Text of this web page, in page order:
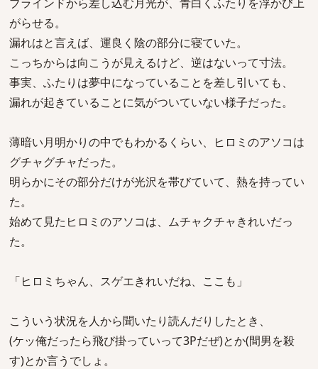
がらせる。
漏れはと言えば、運良く陰の部分に寝ていた。
こっちからは向こうが見えるけど、逆はないって寸法。
事実、ふたりは夢中になっていることを差し引いても、
漏れが起きていることに気がついていない様子だった。
薄暗い月明かりの中でもわかるくらい、ヒロミのアソコは
グチャグチャだった。
明らかにその部分だけが光沢を帯びていて、熱を持ってい
た。
始めて見たヒロミのアソコは、ムチャクチャきれいだっ
た。
「ヒロミちゃん、スゲエきれいだね、ここも」
こういう状況を人から聞いたり読んだりしたとき、
(ケッ俺だったら飛び掛っていって3Pだぜ)とか(間男を殺
す)とか言うでしょ。